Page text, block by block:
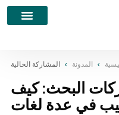
› المدونة › المشاركة الحالية
البحث: كيف
في عدة لغات